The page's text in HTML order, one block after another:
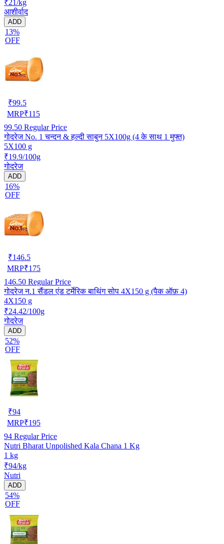
₹21/kg
आशीर्वाद
ADD
13%
OFF
₹99.5
MRP₹115
99.50 Regular Price
गोदरेज No. 1 चन्दन & हल्दी साबुन 5X100g (4 के साथ 1 मुफ्त)
5X100 g
₹19.9/100g
गोदरेज
ADD
16%
OFF
₹146.5
MRP₹175
146.50 Regular Price
गोदरेज न.1 सैंडल एंड टर्मेरिक बाथिंग सोप 4X150 g (पैक ऑफ़ 4)
4X150 g
₹24.42/100g
गोदरेज
ADD
52%
OFF
₹94
MRP₹195
94 Regular Price
Nutri Bharat Unpolished Kala Chana 1 Kg
1 kg
₹94/kg
Nutri
ADD
54%
OFF